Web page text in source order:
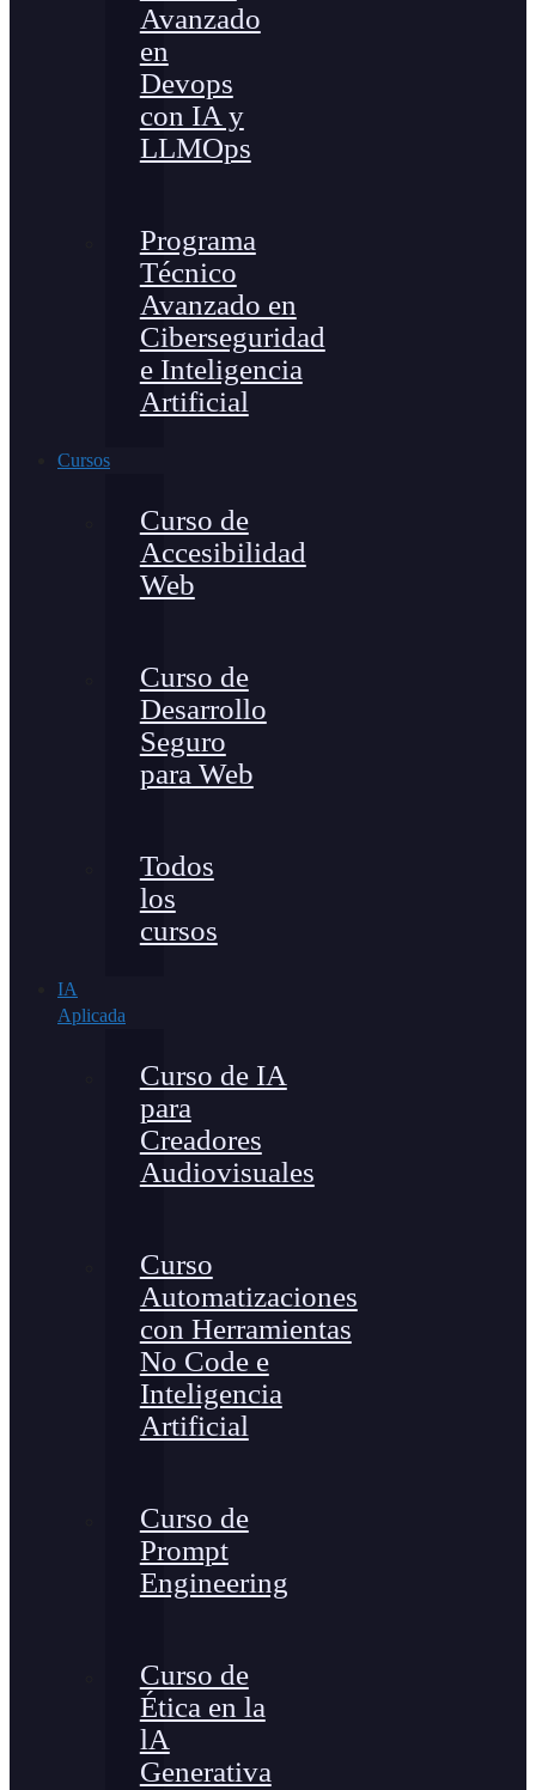
Avanzado
en
Devops
con IA y
LLMOps
Programa
Técnico
Avanzado en
Ciberseguridad
e Inteligencia
Artificial
Cursos
Curso de
Accesibilidad
Web
Curso de
Desarrollo
Seguro
para Web
Todos
los
cursos
IA
Aplicada
Curso de IA
para
Creadores
Audiovisuales
Curso
Automatizaciones
con Herramientas
No Code e
Inteligencia
Artificial
Curso de
Prompt
Engineering
Curso de
Ética en la
lA
Generativa